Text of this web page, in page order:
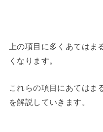
上の項目に多くあては
くなります。
これらの項目にあてはま
を解説していきます。